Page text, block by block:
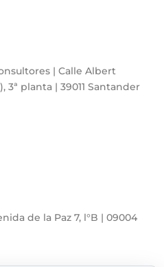
| Calle Albert
3ª planta | 39011 Santander
de la Paz 7, l°B | 09004